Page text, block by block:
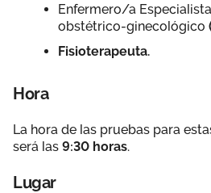
Enfermero/a
obstétrico-ginecológico
Fisioterapeuta.
Hora
La hora de las pruebas para
será las 9:30 horas.
Lugar